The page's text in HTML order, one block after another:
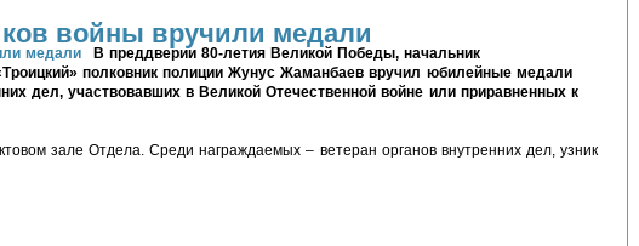
войны вручили медали
В преддверии 80-летия Великой Победы, начальник
полковник полиции Жунус Жаманбаев вручил юбилейные медали
дел, участвовавших в Великой Отечественной войне или приравненных к
зале Отдела. Среди награждаемых – ветеран органов внутренних дел, узник